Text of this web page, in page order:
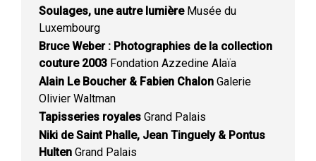
Soulages, une autre lumièreMusée du
Luxembourg
Bruce Weber : Photographies de la collection
couture 2003 Fondation Azzedine Alaïa
Alain Le Boucher & Fabien Chalon Galerie
Olivier Waltman
Tapisseries royales Grand Palais
Niki de Saint Phalle, Jean Tinguely & Pontus
Hulten Grand Palais